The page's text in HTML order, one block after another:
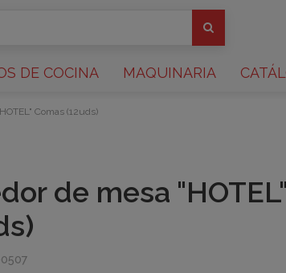
DE COCINA MAQUINARIA
Comas (12uds)
de mesa